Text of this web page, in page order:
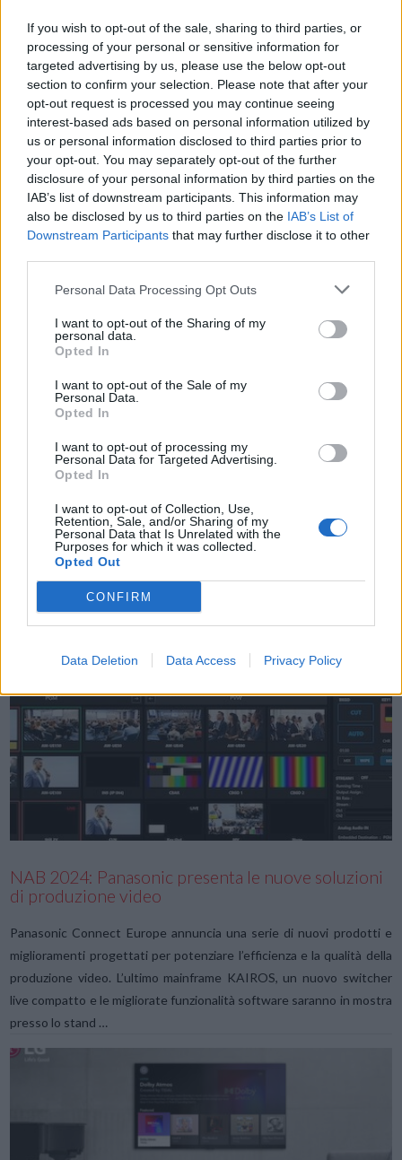
If you wish to opt-out of the sale, sharing to third parties, or
processing of your personal or sensitive information for
targeted advertising by us, please use the below opt-out
section to confirm your selection. Please note that after your
opt-out request is processed you may continue seeing
interest-based ads based on personal information utilized by
us or personal information disclosed to third parties prior to
your opt-out. You may separately opt-out of the further
disclosure of your personal information by third parties on the
IAB’s list of downstream participants. This information may
also be disclosed by us to third parties on the IAB’s List of
Downstream Participants that may further disclose it to other
Personal Data Processing Opt Outs
I want to opt-out of the Sharing of my
personal data.
Opted In
I want to opt-out of the Sale of my
Personal Data.
Opted In
I want to opt-out of processing my
Personal Data for Targeted Advertising.
Opted In
I want to opt-out of Collection, Use,
Retention, Sale, and/or Sharing of my
Personal Data that Is Unrelated with the
Purposes for which it was collected.
Opted Out
CONFIRM
Data Deletion Data Access Privacy Policy
stagione su Prime Video
Prime Video ha annunciato che l’attesa seconda stagione di Outer
Range, la serie drama in grado di attraversare i generi, debutterà su
Prime Video il 16 maggio, e svela le prime immagini ufficiali. Prime
Video, inoltre, è lieta di annunciare …
VIEW POST
Prime Video: la data d’uscita di “Celebrity Hunted
– Caccia all’uomo” S4
Muñoz Morales, Belen Rodriguez, Cecilia Rodriguez, Guè, Ernia,
Herbert Ballerina e Brenda Lodigiani attraverso il Bel Paese Prime
Video ha svelato il poster e annunciato la data …
NAB 2024: Panasonic presenta le nuove soluzioni
di produzione video
Panasonic Connect Europe annuncia una serie di nuovi prodotti e
miglioramenti progettati per potenziare l’efficienza e la qualità della
produzione video. L’ultimo mainframe KAIROS, un nuovo switcher
live compatto e le migliorate funzionalità software saranno in mostra
presso lo stand …